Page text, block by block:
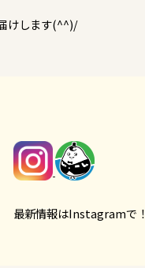
けします(^^)/
最新情報はInstagramで！